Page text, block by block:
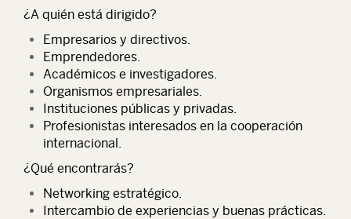
¿A quién está dirigido?
Empresarios y directivos.
Emprendedores.
Académicos e investigadores.
Organismos empresariales.
Instituciones públicas y privadas.
Profesionistas interesados en la cooperación
internacional.
¿Qué encontrarás?
Networking estratégico.
Intercambio de experiencias y buenas prácticas.